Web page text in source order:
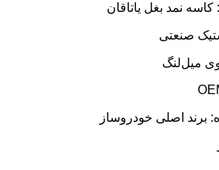
نمد بغل یاتاقان
صنعتی
میل‌لنگ
برند اصلی خودروساز